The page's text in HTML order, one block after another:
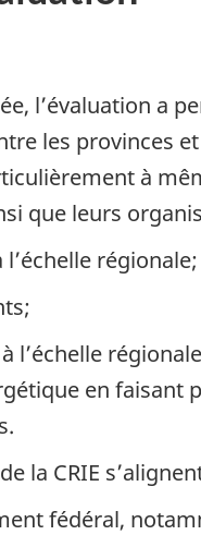
l’évaluation a
les provinces
à
que leurs
régionale;
l’échelle
en faisant
la CRIE
fédéral,